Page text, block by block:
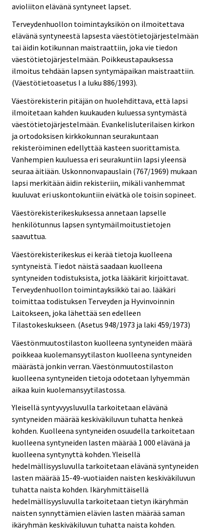
avioliiton elävänä syntyneet lapset.
Terveydenhuollon toimintayksikön on ilmoitettava
elävänä syntyneestä lapsesta väestötietojärjestelmään
tai äidin kotikunnan maistraattiin, joka vie tiedon
väestötietojärjestelmään. Poikkeustapauksessa
ilmoitus tehdään lapsen syntymäpaikan maistraattiin.
(Väestötietoasetus I a luku 886/1993).
Väestörekisterin pitäjän on huolehdittava, että lapsi
ilmoitetaan kahden kuukauden kuluessa syntymästä
väestötietojärjestelmään. Evankelisluterilaisen kirkon
ja ortodoksisen kirkkokunnan seurakuntaan
rekisteröiminen edellyttää kasteen suorittamista.
Vanhempien kuuluessa eri seurakuntiin lapsi yleensä
seuraa äitiään. Uskonnonvapauslain (767/1969) mukaan
lapsi merkitään äidin rekisteriin, mikäli vanhemmat
kuuluvat eri uskontokuntiin eivätkä ole toisin sopineet.
Väestörekisterikeskuksessa annetaan lapselle
henkilötunnus lapsen syntymäilmoitustietojen
saavuttua.
Väestörekisterikeskus ei kerää tietoja kuolleena
syntyneistä. Tiedot näistä saadaan kuolleena
syntyneiden todistuksista, jotka lääkärit kirjoittavat.
Terveydenhuollon toimintayksikkö tai ao. lääkäri
toimittaa todistuksen Terveyden ja Hyvinvoinnin
Laitokseen, joka lähettää sen edelleen
Tilastokeskukseen. (Asetus 948/1973 ja laki 459/1973)
Väestönmuutostilaston kuolleena syntyneiden määrä
poikkeaa kuolemansyytilaston kuolleena syntyneiden
määrästä jonkin verran. Väestönmuutostilaston
kuolleena syntyneiden tietoja odotetaan lyhyemmän
aikaa kuin kuolemansyytilastossa.
Yleisellä syntyvyysluvulla tarkoitetaan elävänä
syntyneiden määrää keskiväkiluvun tuhatta henkeä
kohden. Kuolleena syntyneiden osuudella tarkoitetaan
kuolleena syntyneiden lasten määrää 1 000 elävänä ja
kuolleena syntynyttä kohden. Yleisellä
hedelmällisyysluvulla tarkoitetaan elävänä syntyneiden
lasten määrää 15-49-vuotiaiden naisten keskiväkiluvun
tuhatta naista kohden. Ikäryhmittäisellä
hedelmällisyysluvulla tarkoitetaan tietyn ikäryhmän
naisten synnyttämien elävien lasten määrää saman
ikäryhmän keskiväkiluvun tuhatta naista kohden.